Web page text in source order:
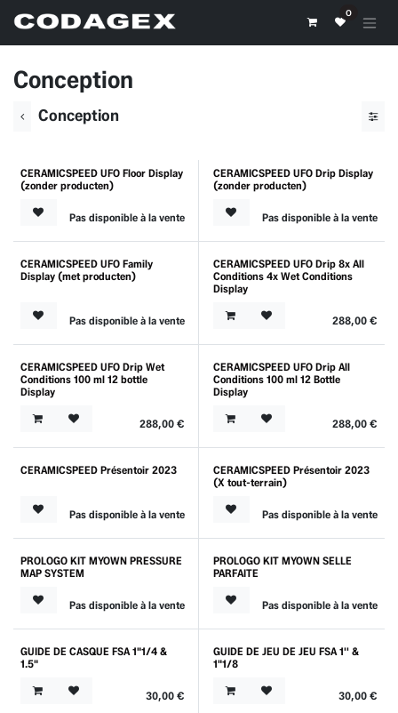
0
Conception
Conception
Nouveau !
CERAMICSPEED UFO Floor Display
(zonder producten)
Pas disponible à la vente Nouveau !
CERAMICSPEED UFO Drip Display
(zonder producten)
Pas disponible à la vente
Nouveau !
CERAMICSPEED UFO Family
Display (met producten)
Pas disponible à la vente
Nouveau !
CERAMICSPEED UFO Drip 8x All
Conditions 4x Wet Conditions
Display
288,00€
Nouveau !
CERAMICSPEED UFO Drip Wet
Conditions 100 ml 12 bottle
Display
288,00€
Nouveau !
CERAMICSPEED UFO Drip All
Conditions 100 ml 12 Bottle
Display
288,00€
CERAMICSPEED Présentoir 2023
Pas disponible à la vente
CERAMICSPEED Présentoir 2023
(X tout-terrain)
Pas disponible à la vente
PROLOGO KIT MYOWN PRESSURE
MAP SYSTEM
Pas disponible à la vente
PROLOGO KIT MYOWN SELLE
PARFAITE
Pas disponible à la vente
GUIDE DE CASQUE FSA 1"1/4 &
1.5"
30,00€
GUIDE DE JEU DE JEU FSA 1'' &
1"1/8
30,00€